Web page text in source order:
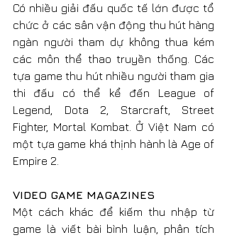
Có nhiều giải đấu quốc tế lớn được tổ
chức ở các sân vận động thu hút hàng
ngàn người tham dự không thua kém
các môn thể thao truyền thống. Các
tựa game thu hút nhiều người tham gia
thi đấu có thể kể đến League of
Legend, Dota 2, Starcraft, Street
Fighter, Mortal Kombat. Ở Việt Nam có
một tựa game khá thịnh hành là Age of
Empire 2.
VIDEO GAME MAGAZINES
Một cách khác để kiếm thu nhập từ
game là viết bài bình luận, phân tích